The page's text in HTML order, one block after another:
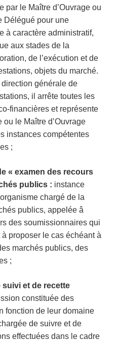
par le Maître d’Ouvrage ou
Délégué pour une
à caractère administratif,
aux stades de la
de l’exécution et de
objets du marché.
générale de
il arrête toutes les
financières et représente
ou le Maître d’Ouvrage
instances compétentes
;
« examen des recours
publics : instance
chargé de la
publics, appelée â
des soumissionnaires qui
à proposer le cas échéant à
marchés publics, des
;
et de recette
constituée des
fonction de leur domaine
de suivre et de
effectuées dans le cadre